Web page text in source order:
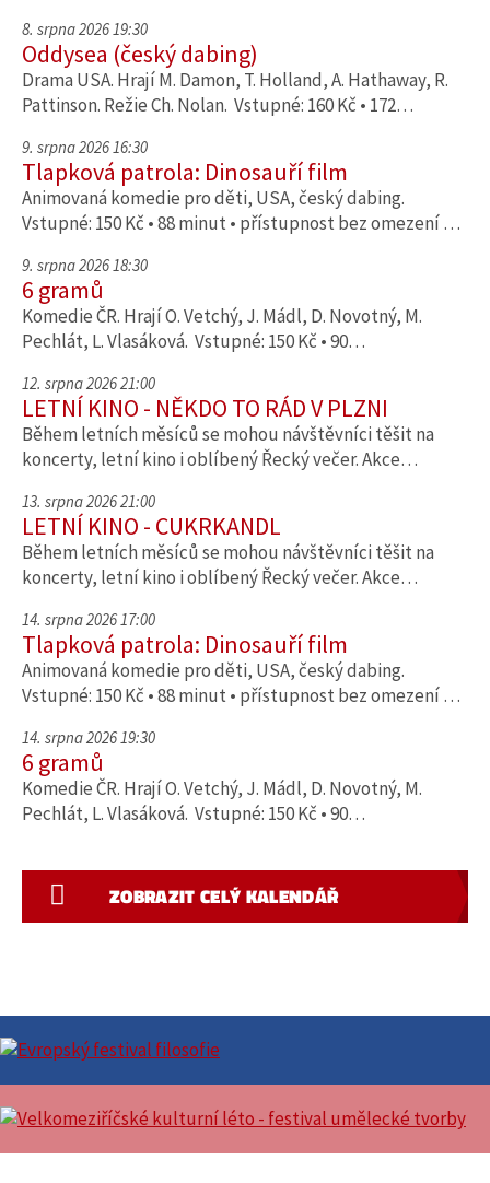
8. srpna 2026 19:30
Oddysea (český dabing)
Drama USA. Hrají M. Damon, T. Holland, A. Hathaway, R.
Pattinson. Režie Ch. Nolan. Vstupné: 160 Kč • 172…
9. srpna 2026 16:30
Tlapková patrola: Dinosauří film
Animovaná komedie pro děti, USA, český dabing.
Vstupné: 150 Kč • 88 minut • přístupnost bez omezení …
9. srpna 2026 18:30
6 gramů
Komedie ČR. Hrají O. Vetchý, J. Mádl, D. Novotný, M.
Pechlát, L. Vlasáková. Vstupné: 150 Kč • 90…
12. srpna 2026 21:00
LETNÍ KINO - NĚKDO TO RÁD V PLZNI
Během letních měsíců se mohou návštěvníci těšit na
koncerty, letní kino i oblíbený Řecký večer. Akce…
13. srpna 2026 21:00
LETNÍ KINO - CUKRKANDL
Během letních měsíců se mohou návštěvníci těšit na
koncerty, letní kino i oblíbený Řecký večer. Akce…
14. srpna 2026 17:00
Tlapková patrola: Dinosauří film
Animovaná komedie pro děti, USA, český dabing.
Vstupné: 150 Kč • 88 minut • přístupnost bez omezení …
14. srpna 2026 19:30
6 gramů
Komedie ČR. Hrají O. Vetchý, J. Mádl, D. Novotný, M.
Pechlát, L. Vlasáková. Vstupné: 150 Kč • 90…
ZOBRAZIT CELÝ KALENDÁŘ